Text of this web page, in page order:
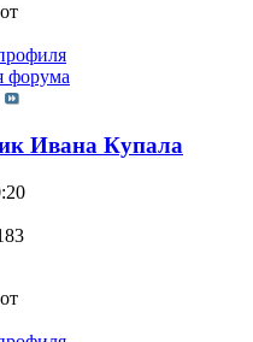
форума
Ивана Купала